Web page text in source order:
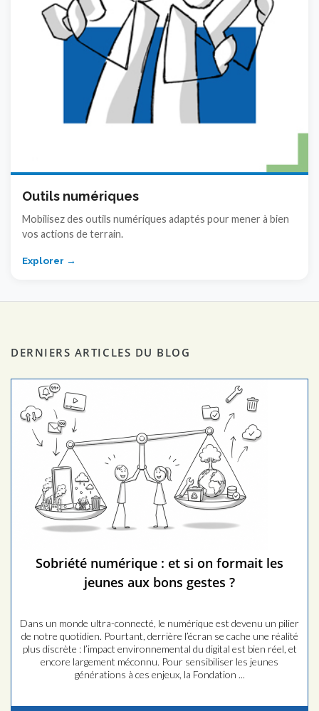
Outils numériques
Mobilisez des outils numériques adaptés pour mener à bien
vos actions de terrain.
Explorer →
DERNIERS ARTICLES DU BLOG
Sobriété numérique : et si on formait les
jeunes aux bons gestes ?
Dans un monde ultra-connecté, le numérique est devenu un pilier
de notre quotidien. Pourtant, derrière l’écran se cache une réalité
plus discrète : l’impact environnemental du digital est bien réel, et
encore largement méconnu. Pour sensibiliser les jeunes
générations à ces enjeux, la Fondation ...